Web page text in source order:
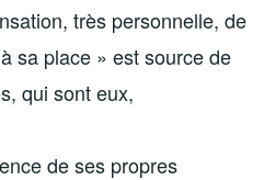
très personnelle, de
sa place » est source de
qui sont eux,
de ses propres